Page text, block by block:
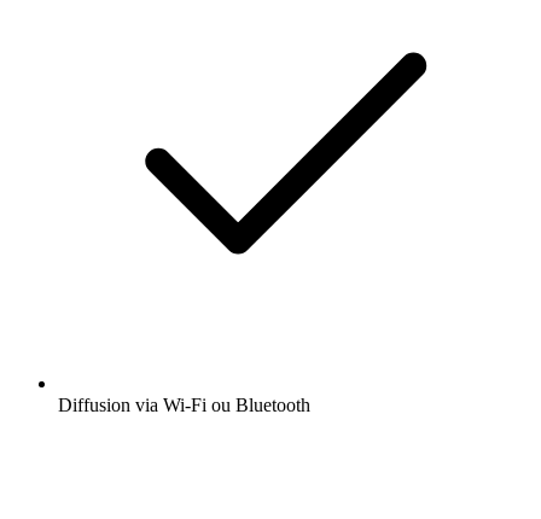
Diffusion via Wi-Fi ou Bluetooth